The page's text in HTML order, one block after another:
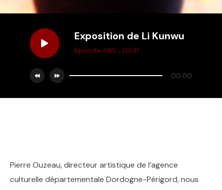
Exposition de Li Kunwu
Episode 485 . 03:31
00:00
Pierre Ouzeau, directeur artistique de l’agence
culturelle départementale Dordogne-Périgord, nous